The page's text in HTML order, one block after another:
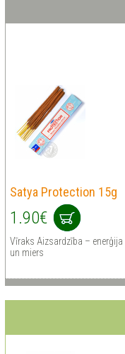
Satya Protection 15g
1.90€
Vīraks Aizsardzība – enerģija
un miers